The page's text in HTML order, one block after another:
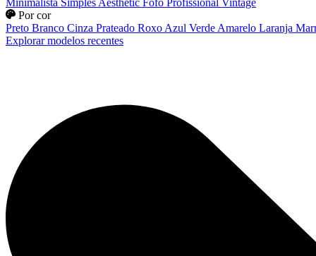
Minimalista Simples Aesthetic Fofo Profissional Vintage
Por cor
Preto Branco Cinza Prateado Roxo Azul Verde Amarelo Laranja
Explorar modelos recentes